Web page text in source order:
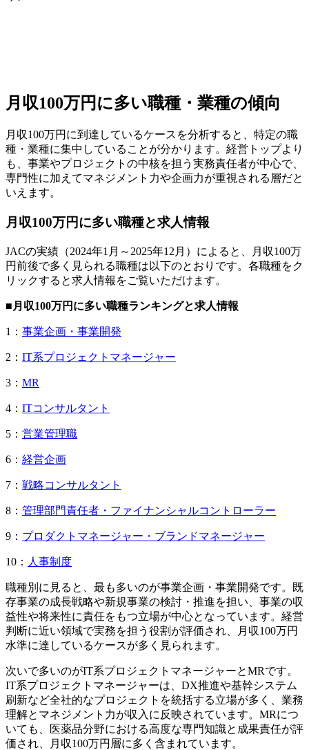
月収100万円に多い職種・業種の傾向
月収100万円に到達しているケースを分析すると、特定の職
種・業種に集中していることが分かります。経営トップより
も、事業やプロジェクトの中核を担う実務責任者が中心で、
専門性に加えてマネジメント力や企画力が重視される層だと
いえます。
月収100万円に多い職種と求人情報
JACの実績（2024年1月～2025年12月）によると、月収100万
円前後で多く見られる職種は以下のとおりです。各職種をク
リックすると求人情報をご覧いただけます。
■月収100万円に多い職種ランキングと求人情報
1： 事業企画・事業開発
2： IT系プロジェクトマネージャー
3： MR
4： ITコンサルタント
5： 営業管理職
6： 経営企画
7： 戦略コンサルタント
8： 管理部門責任者・ファイナンシャルコントローラー
9： プロダクトマネージャー・ブランドマネージャー
10： 人事制度
職種別に見ると、最も多いのが事業企画・事業開発です。既
存事業の成長戦略や新規事業の検討・推進を担い、事業の収
益性や将来性に責任をもつ立場が中心となっています。経営
判断に近い領域で実務を担う役割が評価され、月収100万円
水準に達しているケースが多く見られます。
次いで多いのがIT系プロジェクトマネージャーとMRです。
IT系プロジェクトマネージャーは、DX推進や基幹システム
刷新など全社的なプロジェクトを統括する立場が多く、業務
理解とマネジメント力が収入に反映されています。MRにつ
いても、医薬品分野における高度な専門知識と成果責任が評
価され、月収100万円層に多く含まれています。